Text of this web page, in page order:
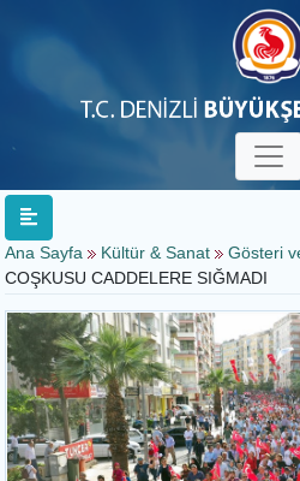
Ana Sayfa Kültür & Sanat Gösteri
COŞKUSU CADDELERE SIĞMADI